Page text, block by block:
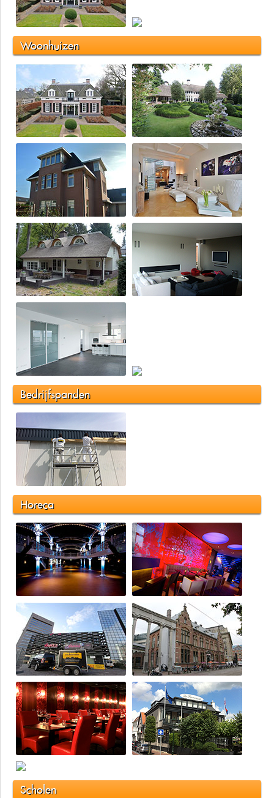
Woonhuizen
Bedrijfspanden
Horeca
Scholen